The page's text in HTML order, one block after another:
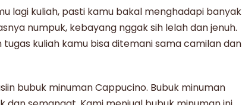
lagi kuliah, pasti kamu bakal menghadapi banyak
numpuk, kebayang nggak sih lelah dan jenuh.
kuliah kamu bisa ditemani sama camilan dan
bubuk minuman Cappucino. Bubuk minuman